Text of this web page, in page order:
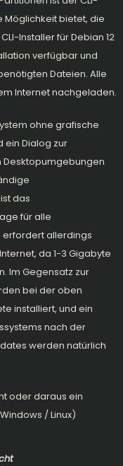
Möglichkeit bietet, die
Installer für Debian 12
verfügbar und
Dateien. Alle
Internet nachgeladen.
ohne grafische
ein Dialog zur
Desktopumgebungen
das
für alle
erfordert allerdings
da 1-3 Gigabyte
Im Gegensatz zur
bei der oben
installiert, und ein
nach der
werden natürlich
oder daraus ein
/Linux)